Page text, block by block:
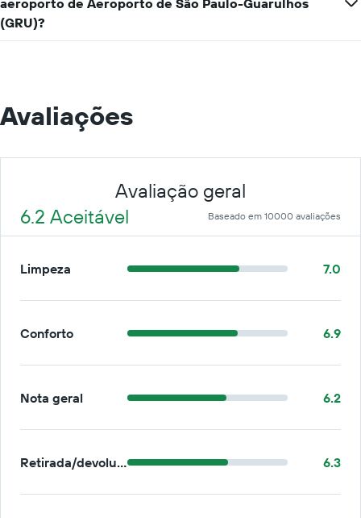
aeroporto de Aeroporto de São Paulo-Guarulhos
(GRU)?
Avaliações
Avaliação geral
6.2 Aceitável
Baseado em 10000 avaliações
Limpeza 7.0
Conforto 6.9
Nota geral 6.2
Retirada/devolução 6.3